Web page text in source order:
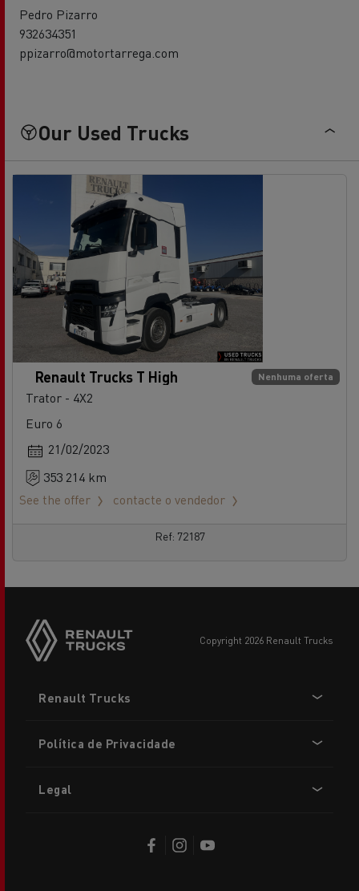
Pedro Pizarro
932634351
ppizarro@motortarrega.com
Our Used Trucks
Nenhuma oferta
Renault Trucks T High
Trator - 4X2
Euro 6
21/02/2023
353 214 km
See the offer
contacte o vendedor
Ref: 72187
copyright 2026 Renault Trucks
menu
Renault Trucks
Política de Privacidade
Legal